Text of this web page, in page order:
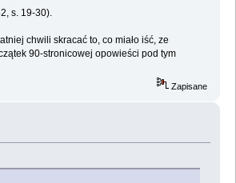
s. 19-30).
chwili skracać to, co miało iść, ze
90-stronicowej opowieści pod tym
Zapisane